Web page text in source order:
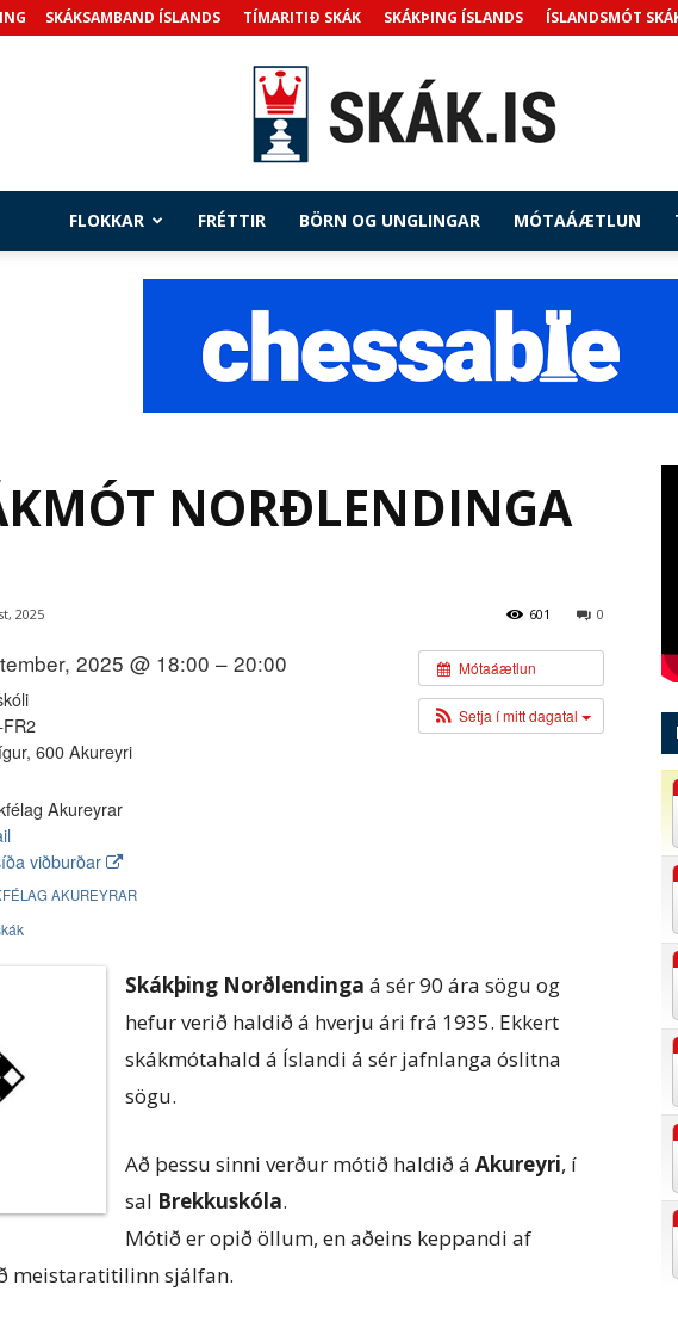
SKÁKSAMBAND ÍSLANDS TÍMARITIÐ SKÁK SKÁKÞING ÍSLANDS ÍSLANDSMÓT
FLOKKAR FRÉTTIR BÖRN OG UNGLINGAR MÓTAÁÆTLUN
NORÐLENDINGA
2025 0
601
Mótaáætlun
Setja í mitt dagatal
2025 @ 18:00 – 20:00
600 Akureyri
Akureyrar
viðburðar
AKUREYRAR
Skákþing Norðlendinga á sér 90 ára sögu og
hefur verið haldið á hverju ári frá 1935. Ekkert
skákmótahald á Íslandi á sér jafnlanga óslitna
sögu.
Að þessu sinni verður mótið haldið áAkureyri, í
sal Brekkuskóla.
Mótið er opið öllum, en aðeins keppandi af
meistaratitilinn sjálfan.